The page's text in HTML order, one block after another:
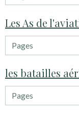
Les As de
les batailles